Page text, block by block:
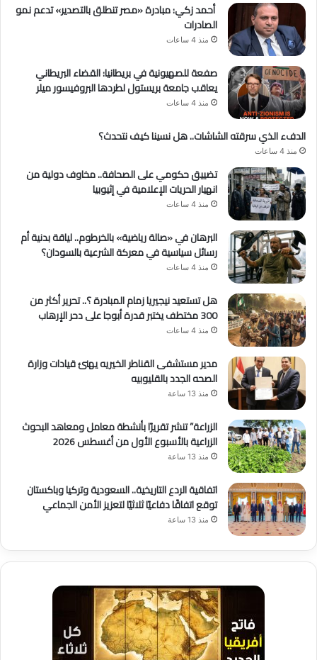
أحمد زكي: مبادرة «مصر تنطلق بالتصدير» تدعم نمو
الصادرات
منذ 4 ساعات
صفعة للصهيونية في بريطانيا: القضاء البريطاني
يعاقب جامعة بريستول لطردها البروفيسور ميلر
منذ 4 ساعات
الدفء الذي سرقته الشاشات.. هل نسينا كيف نتحدث؟
منذ 4 ساعات
تضييق حكومي على الصحافة.. مخاوف دولية من
انهيار الحريات الإعلامية في إثيوبيا
منذ 4 ساعات
البرهان في «صالة رياضية» بالخرطوم.. لياقة بدنية أم
رسائل سياسية في معركة الشرعية بالسودان؟
منذ 4 ساعات
هل تستعيد نيجيريا زمام المبادرة ؟.. تحرير أكثر من
300 مختطف يختبر قدرة أبوجا على دحر الإرهاب
منذ 4 ساعات
مدير مستشفى القناطر الخيريه يهنئ قيادات وزارة
الصحه الجدد بالقليوبيه
منذ 13 ساعة
الزراعة” تنشر تقريرًا بأنشطة معامل ومعاهد البحوث
الزراعية بالأسبوع الأول من أغسطس 2026
منذ 13 ساعة
اتفاقية الردع التاريخية.. السعودية وتركيا وباكستان
توقع اتفاقًا دفاعيًا ثلاثيًا لتعزيز الأمن الجماعي
منذ 13 ساعة